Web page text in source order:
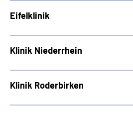
Eifelklinik
Klinik Niederrhein
Klinik Roderbirken